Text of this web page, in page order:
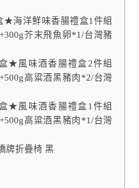
★海洋鮮味香腸禮盒1件組
芥末飛魚卵*1/台灣豬
★風味酒香腸禮盒2件組
高粱酒黑豬肉*2/台灣
★風味酒香腸禮盒1件組
高粱酒黑豬肉*1/台灣
牌折疊椅 黑